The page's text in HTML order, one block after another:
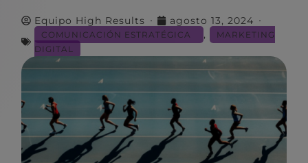
Equipo High Results agosto 13, 2024
COMUNICACIÓN ESTRATÉGICA ,
MARKETING
DIGITAL